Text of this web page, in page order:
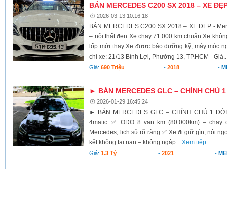
BÁN MERCEDES C200 SX 2018 – XE
2026-03-13 10:16:18
BÁN MERCEDES C200 SX 2018 – XE ĐẸP -
– nội thất đen Xe chạy 71.000 km chuẩn Xe
lốp mới thay Xe được bảo dưỡng kỹ, máy móc
chỉ xe: 21/13 Bình Lợi, Phường 13, TP.HCM -
Giá:690 Triệu - 2018 -
► BÁN MERCEDES GLC – CHÍNH CHỦ
2026-01-29 16:45:24
► BÁN MERCEDES GLC – CHÍNH CHỦ 1
4matic ✅ ODO 8 vạn km (80.000km) –
Mercedes, lịch sử rõ ràng ✅ Xe đi giữ gìn, nội
kết không tai nạn – không ngập...Xem tiếp
Giá:1.3 Tỷ - 2021 -